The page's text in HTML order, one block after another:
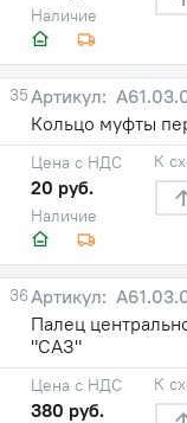
Наличие
35
Кольцо муфты
Наличие
Цена с НДС
20 руб.
К
36
Палец
"САЗ"
Цена с НДС
380 руб.
К